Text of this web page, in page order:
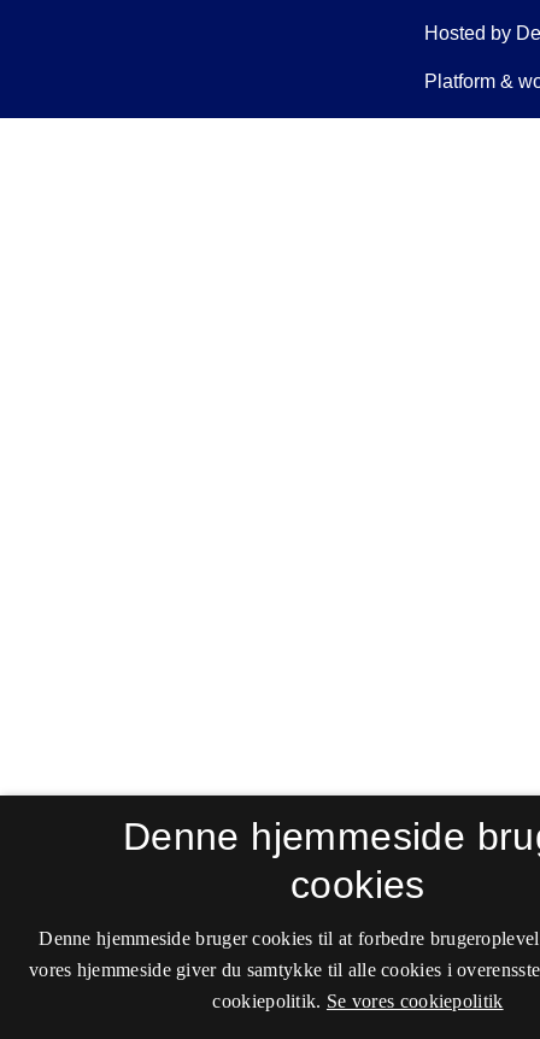
Denne hjemmeside
cookies
Denne hjemmeside bruger cookies til at forbedre
vores hjemmeside giver du samtykke til alle cookies i
cookiepolitik. Se vores cookiepolitik